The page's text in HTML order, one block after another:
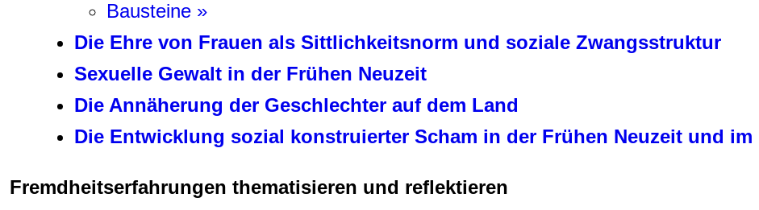
Bausteine »
Die Ehre von Frauen als Sittlichkeitsnorm und soziale Zwangsstruktur
Sexuelle Gewalt in der Frühen Neuzeit
Die Annäherung der Geschlechter auf dem Land
Die Entwicklung sozial konstruierter Scham in der Frühen Neuzeit und im
Fremdheitserfahrungen thematisieren und reflektieren